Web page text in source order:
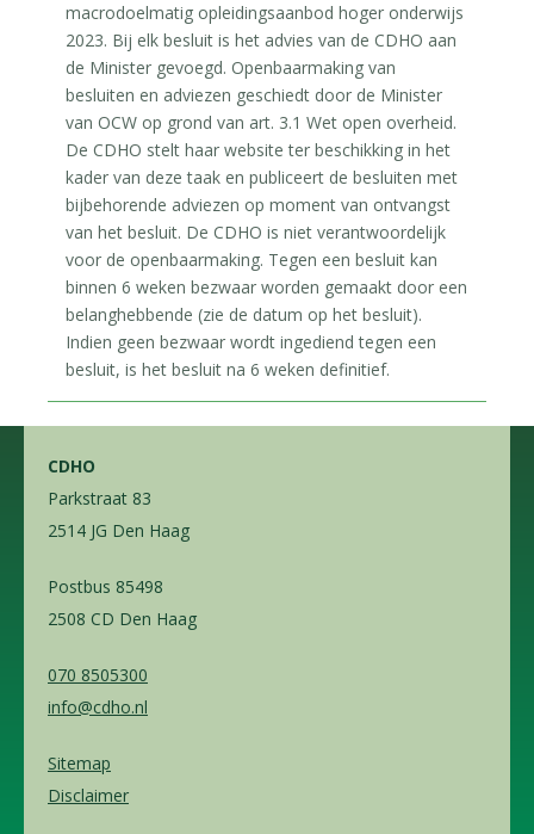
macrodoelmatig opleidingsaanbod hoger onderwijs
2023. Bij elk besluit is het advies van de CDHO aan
de Minister gevoegd. Openbaarmaking van
besluiten en adviezen geschiedt door de Minister
van OCW op grond van art. 3.1 Wet open overheid.
De CDHO stelt haar website ter beschikking in het
kader van deze taak en publiceert de besluiten met
bijbehorende adviezen op moment van ontvangst
van het besluit. De CDHO is niet verantwoordelijk
voor de openbaarmaking. Tegen een besluit kan
binnen 6 weken bezwaar worden gemaakt door een
belanghebbende (zie de datum op het besluit).
Indien geen bezwaar wordt ingediend tegen een
besluit, is het besluit na 6 weken definitief.
CDHO
Parkstraat 83
2514 JG Den Haag
Postbus 85498
2508 CD Den Haag
070 8505300
info@cdho.nl
Sitemap
Disclaimer